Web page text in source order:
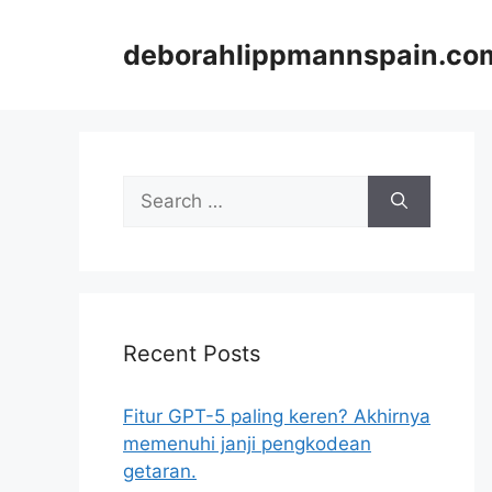
Search
for:
Recent Posts
Fitur GPT-5 paling keren? Akhirnya
memenuhi janji pengkodean
getaran.